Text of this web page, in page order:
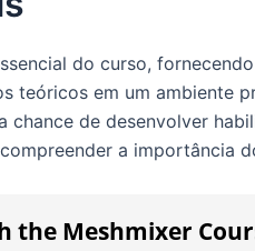
do curso,
teóricos em um ambiente
chance de desenvolver
a importância
Meshmixer